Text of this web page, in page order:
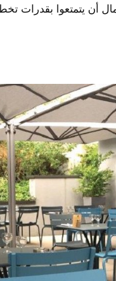
أن يتمتعوا بقدرات